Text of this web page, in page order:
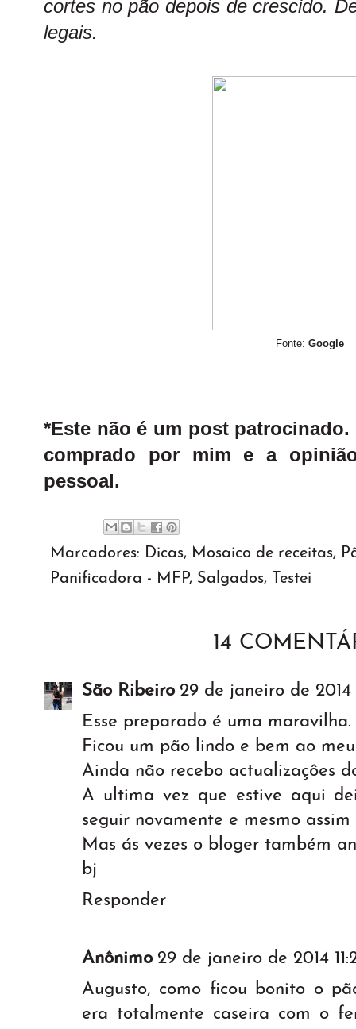
cortes no pão depois de crescido.
legais.
Fonte: Google
*Este não é um post
comprado por mim e a
pessoal.
Marcadores: Dicas, Mosaico de receitas,
Panificadora - MFP, Salgados, Testei
14
São Ribeiro 29 de janeiro de 2014
Esse preparado é uma maravilha.
Ficou um pão lindo e bem ao
Ainda não recebo actualizaçôes
A ultima vez que estive aqui
seguir novamente e mesmo
Mas ás vezes o bloger também
bj
Responder
Anônimo 29 de janeiro de 2014
Augusto, como ficou bonito o
era totalmente caseira com o